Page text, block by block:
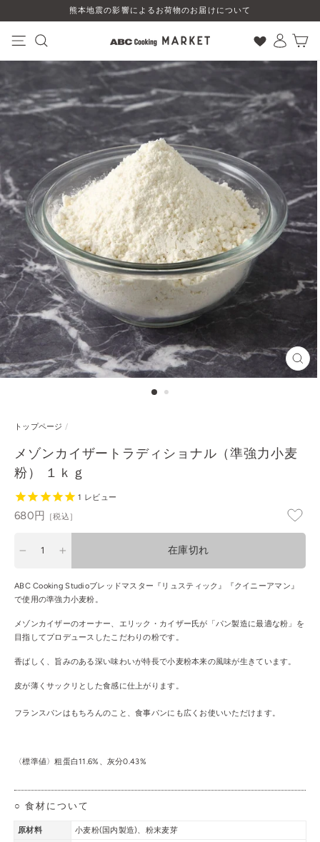
ン
ツ
ス
キ
ッ
熊本地震の影響によるお荷物のお届けについて
閉
じ
トップページ /
メゾンカイザートラディショナル（準強力小麦
粉） １ｋｇ
1 レビュー
通
格
680円 ［税込］
在庫切れ
ABC Cooking Studioブレッドマスター『リュスティック』『クイニーアマン』
で使用の準強力小麦粉。
メゾンカイザーのオーナー、エリック・カイザー氏が「パン製造に最適な粉」を
目指してプロデュースしたこだわりの粉です。
香ばしく、旨みのある深い味わいが特長で小麦粉本来の風味が生きています。
皮が薄くサックリとした食感に仕上がります。
フランスパンはもちろんのこと、食事パンにも広くお使いいただけます。
〈標準値〉粗蛋白11.6%、灰分0.43%
○ 食材について
原材料
小麦粉(国内製造)、粉末麦芽